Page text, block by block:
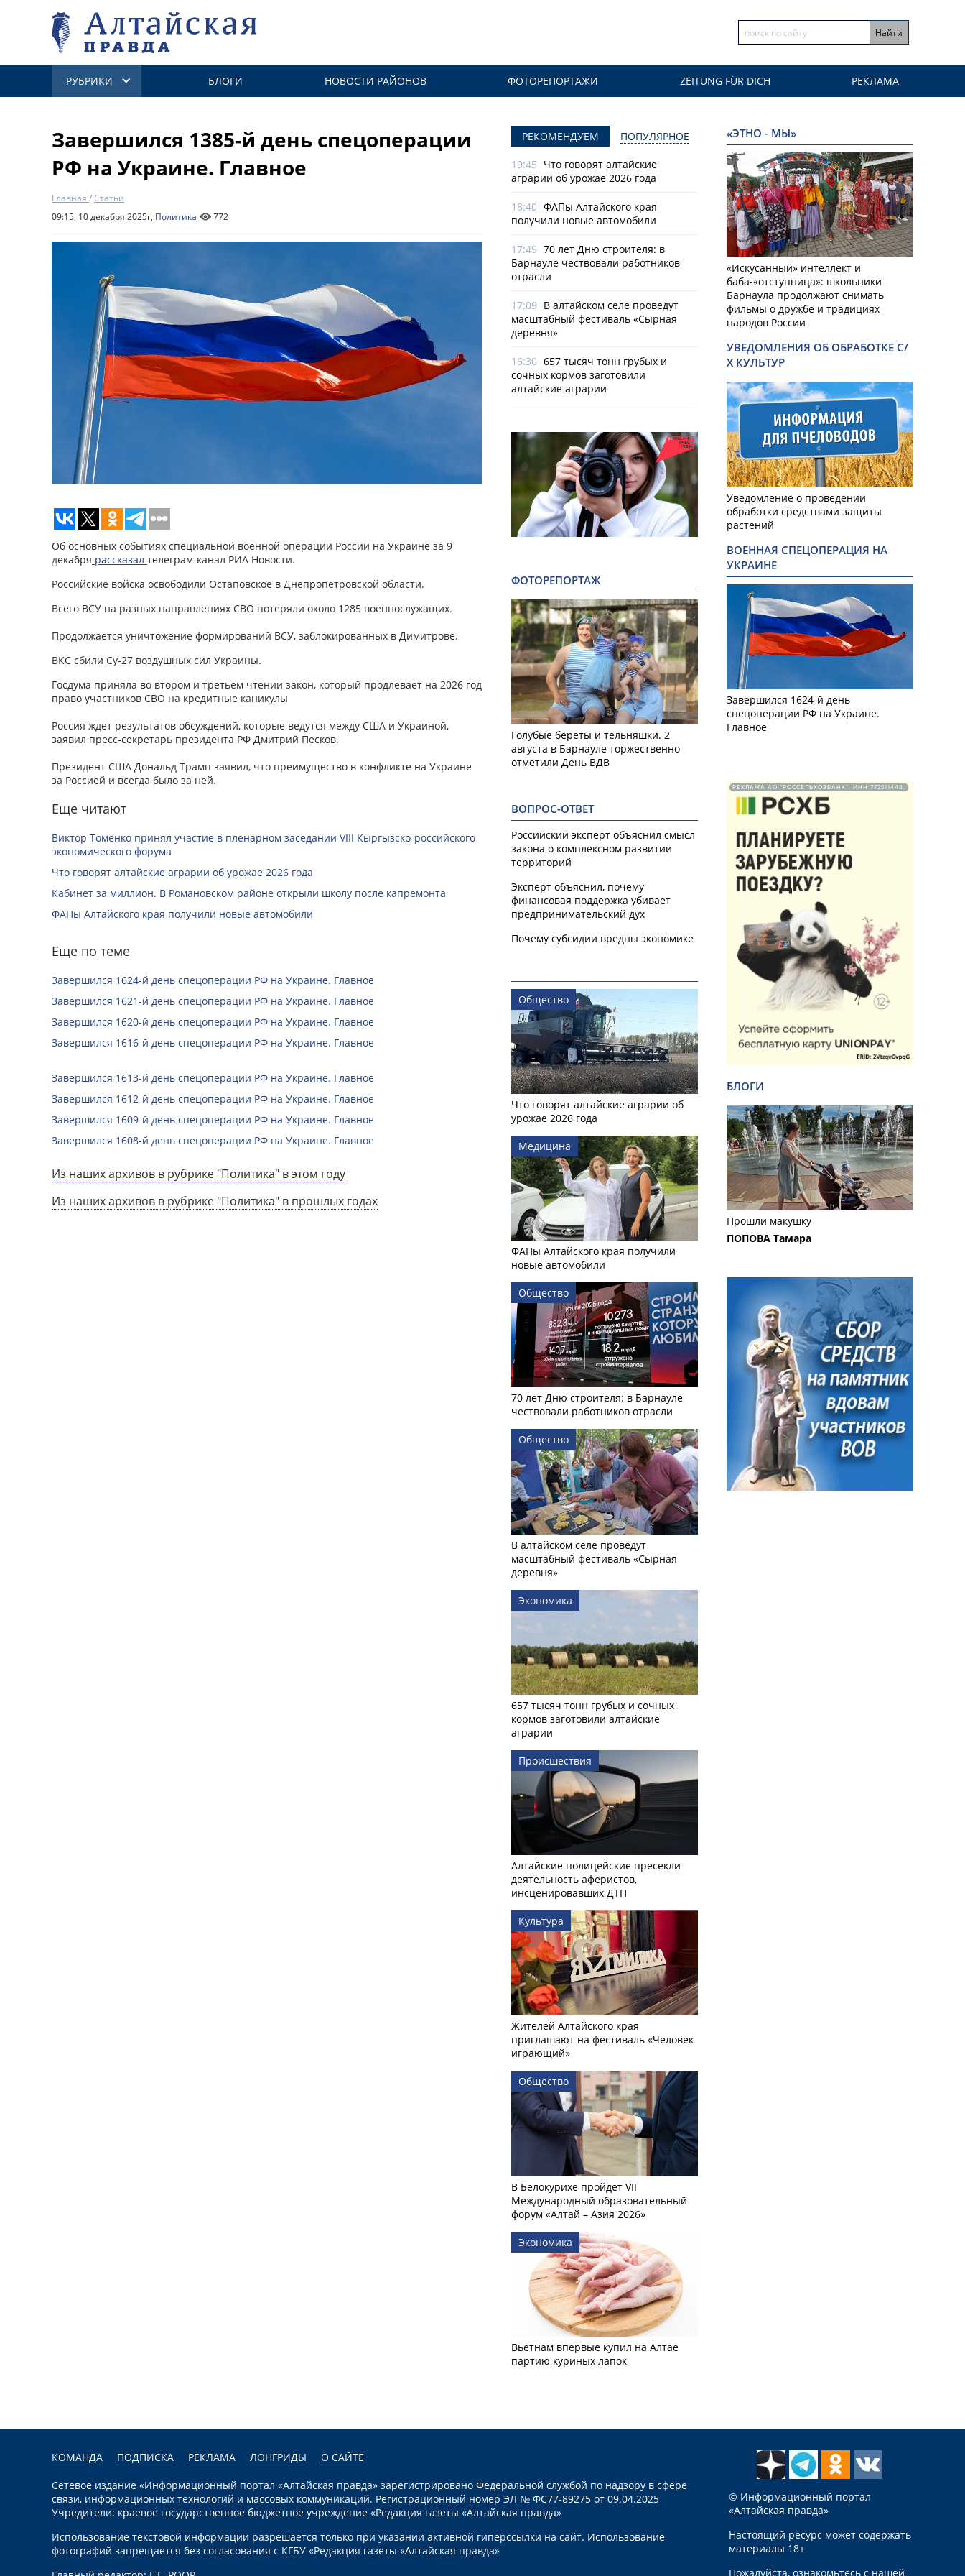
РУБРИКИ БЛОГИ НОВОСТИ РАЙОНОВ ФОТОРЕПОРТАЖИ ZEITUNG FÜR DICH РЕКЛАМА
Завершился 1385-й день спецоперации
РФ на Украине. Главное
Главная /Статьи
09:15, 10 декабря 2025г, Политика 772
Об основных событиях специальной военной операции России на Украине за 9
декабря рассказал телеграм-канал РИА Новости.
Российские войска освободили Остаповское в Днепропетровской области.
Всего ВСУ на разных направлениях СВО потеряли около 1285 военнослужащих.
Продолжается уничтожение формирований ВСУ, заблокированных в Димитрове.
ВКС сбили Су-27 воздушных сил Украины.
Госдума приняла во втором и третьем чтении закон, который продлевает на 2026 год
право участников СВО на кредитные каникулы
Россия ждет результатов обсуждений, которые ведутся между США и Украиной,
заявил пресс-секретарь президента РФ Дмитрий Песков.
Президент США Дональд Трамп заявил, что преимущество в конфликте на Украине
за Россией и всегда было за ней.
Еще читают
Виктор Томенко принял участие в пленарном заседании VIII Кыргызско-российского
экономического форума
Что говорят алтайские аграрии об урожае 2026 года
Кабинет за миллион. В Романовском районе открыли школу после капремонта
ФАПы Алтайского края получили новые автомобили
Еще по теме
Завершился 1624-й день спецоперации РФ на Украине. Главное
Завершился 1621-й день спецоперации РФ на Украине. Главное
Завершился 1620-й день спецоперации РФ на Украине. Главное
Завершился 1616-й день спецоперации РФ на Украине. Главное
Завершился 1613-й день спецоперации РФ на Украине. Главное
Завершился 1612-й день спецоперации РФ на Украине. Главное
Завершился 1609-й день спецоперации РФ на Украине. Главное
Завершился 1608-й день спецоперации РФ на Украине. Главное
Из наших архивов в рубрике "Политика" в этом году
Из наших архивов в рубрике "Политика" в прошлых годах
РЕКОМЕНДУЕМ ПОПУЛЯРНОЕ
19:45 Что говорят алтайские
аграрии об урожае 2026 года
18:40 ФАПы Алтайского края
получили новые автомобили
17:49 70 лет Дню строителя: в
Барнауле чествовали работников
отрасли
17:09 В алтайском селе проведут
масштабный фестиваль «Сырная
деревня»
16:30 657 тысяч тонн грубых и
сочных кормов заготовили
алтайские аграрии
ФОТОРЕПОРТАЖ
Голубые береты и тельняшки. 2
августа в Барнауле торжественно
отметили День ВДВ
ВОПРОС-ОТВЕТ
Российский эксперт объяснил смысл
закона о комплексном развитии
территорий
Эксперт объяснил, почему
финансовая поддержка убивает
предпринимательский дух
Почему субсидии вредны экономике
Общество
Что говорят алтайские аграрии об
урожае 2026 года
Медицина
ФАПы Алтайского края получили
новые автомобили
Общество
70 лет Дню строителя: в Барнауле
чествовали работников отрасли
Общество
В алтайском селе проведут
масштабный фестиваль «Сырная
деревня»
Экономика
657 тысяч тонн грубых и сочных
кормов заготовили алтайские
аграрии
Происшествия
Алтайские полицейские пресекли
деятельность аферистов,
инсценировавших ДТП
Культура
Жителей Алтайского края
приглашают на фестиваль «Человек
играющий»
Общество
В Белокурихе пройдет VII
Международный образовательный
форум «Алтай – Азия 2026»
Экономика
Вьетнам впервые купил на Алтае
партию куриных лапок
«ЭТНО - МЫ»
«Искусанный» интеллект и
баба-«отступница»: школьники
Барнаула продолжают снимать
фильмы о дружбе и традициях
народов России
УВЕДОМЛЕНИЯ ОБ ОБРАБОТКЕ С/
Х КУЛЬТУР
Уведомление о проведении
обработки средствами защиты
растений
ВОЕННАЯ СПЕЦОПЕРАЦИЯ НА
УКРАИНЕ
Завершился 1624-й день
спецоперации РФ на Украине.
Главное
РЕКЛАМА АО "РОССЕЛЬХОЗБАНК". ИНН 772511448.
БЛОГИ
Прошли макушку
ПОПОВА Тамара
КОМАНДА ПОДПИСКА РЕКЛАМА ЛОНГРИДЫ О САЙТЕ
Сетевое издание «Информационный портал «Алтайская правда» зарегистрировано Федеральной службой по надзору в сфере
связи, информационных технологий и массовых коммуникаций. Регистрационный номер ЭЛ № ФС77-89275 от 09.04.2025
Учредители: краевое государственное бюджетное учреждение «Редакция газеты «Алтайская правда»
Использование текстовой информации разрешается только при указании активной гиперссылки на сайт. Использование
фотографий запрещается без согласования с КГБУ «Редакция газеты «Алтайская правда»
© Информационный портал
«Алтайская правда»
Настоящий ресурс может содержать
материалы 18+
Пожалуйста, ознакомьтесь с нашей